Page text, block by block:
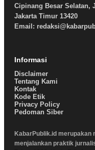
Cipinang Besar Selatan,
Jakarta Timur 13420
Email:
Informasi
Disclaimer
Tentang Kami
Kontak
Kode Etik
Privacy Policy
Pedoman Siber
KabarPublik.id merupakan
menjalankan praktik